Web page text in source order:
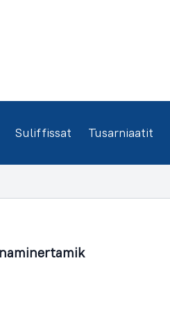
Suliffissat Tusarniaatit